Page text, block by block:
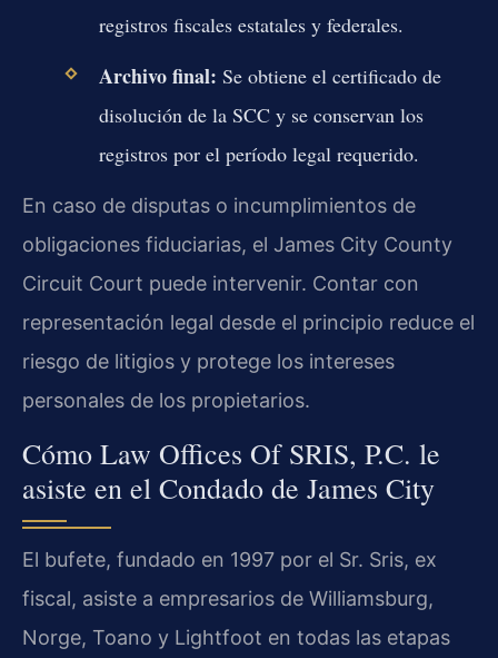
registros fiscales estatales y federales.
Archivo final: Se obtiene el certificado de
disolución de la SCC y se conservan los
registros por el período legal requerido.
En caso de disputas o incumplimientos de
obligaciones fiduciarias, el James City County
Circuit Court puede intervenir. Contar con
representación legal desde el principio reduce el
riesgo de litigios y protege los intereses
personales de los propietarios.
Cómo Law Offices Of SRIS, P.C. le
asiste en el Condado de James City
El bufete, fundado en 1997 por el Sr. Sris, ex
fiscal, asiste a empresarios de Williamsburg,
Norge, Toano y Lightfoot en todas las etapas